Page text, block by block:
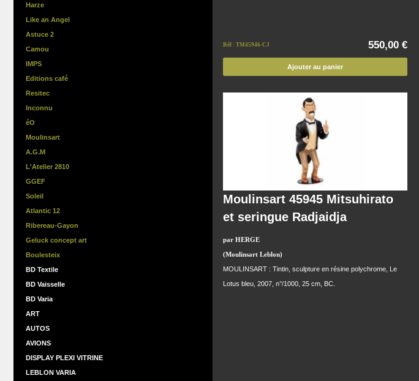
Harze
Like an Angel
Astuce 2
Camou
IMPS
Editions café
Resitec
Inconnu
éO
Moulinsart
A.G.M
L'Atelier 2810
GGEF
Soleil
Atlantic 12
Ribereau-Gayon
Geluck concept art
Boulesteix
BD Textile
BD Vaisselle
BD Varia
ART
AUTOS
AVIONS
DISPLAY PLEXI VITRINE
LEBLON VARIA
Réf : TM45946-CJ 550,00 €
Ajouter au panier
Moulinsart 45945 Mitsuhirato
et seringue Radjaidja
par HERGE
(Moulinsart Leblon)
MOULINSART : Tintin, sculpture en résine polychrome, Le
Lotus bleu, 2007, n°/1000, 25 cm, BC.